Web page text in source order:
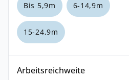
Bis 5,9m 6-14,9m
15-24,9m
Arbeitsreichweite